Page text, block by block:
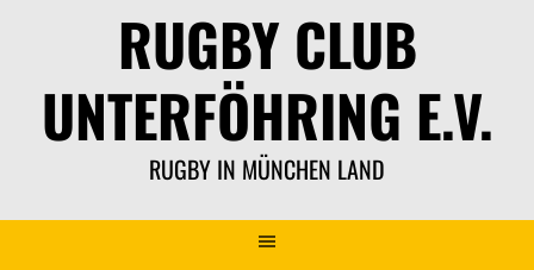
RUGBY CLUB
UNTERFÖHRING E.V.
RUGBY IN MÜNCHEN LAND